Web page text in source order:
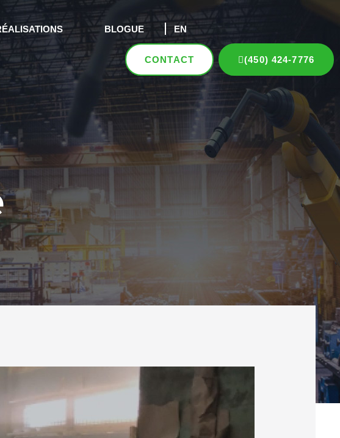
BLOGUE EN
CONTACT (450) 424-7776